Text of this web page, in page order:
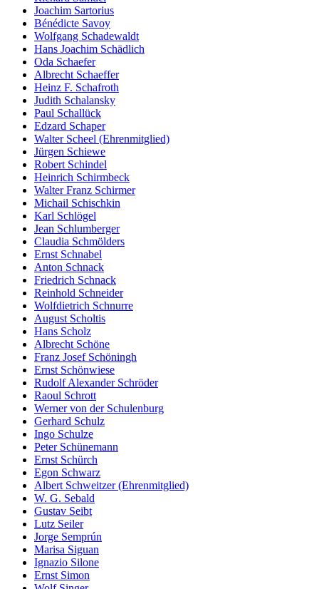
Joachim Sartorius
Bénédicte Savoy
Wolfgang Schadewaldt
Hans Joachim Schädlich
Oda Schaefer
Albrecht Schaeffer
Heinz F. Schafroth
Judith Schalansky
Paul Schallück
Edzard Schaper
Walter Scheel (Ehrenmitglied)
Jürgen Schiewe
Robert Schindel
Heinrich Schirmbeck
Walter Franz Schirmer
Michail Schischkin
Karl Schlögel
Jean Schlumberger
Claudia Schmölders
Ernst Schnabel
Anton Schnack
Friedrich Schnack
Reinhold Schneider
Wolfdietrich Schnurre
August Scholtis
Hans Scholz
Albrecht Schöne
Franz Josef Schöningh
Ernst Schönwiese
Rudolf Alexander Schröder
Raoul Schrott
Werner von der Schulenburg
Gerhard Schulz
Ingo Schulze
Peter Schünemann
Ernst Schürch
Egon Schwarz
Albert Schweitzer (Ehrenmitglied)
W. G. Sebald
Gustav Seibt
Lutz Seiler
Jorge Semprún
Marisa Siguan
Ignazio Silone
Ernst Simon